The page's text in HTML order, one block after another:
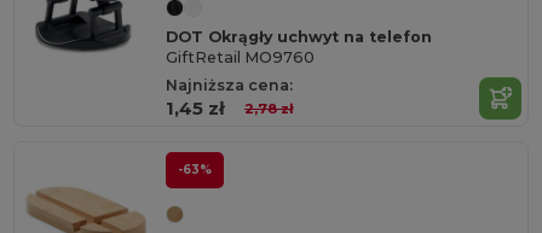
DOT Okrągły uchwyt na telefon
GiftRetail MO9760
Najniższa cena:
1,45 zł 2,78 zł
-63%